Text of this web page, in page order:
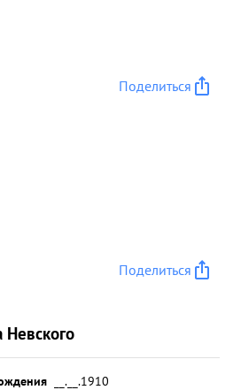
самолетов
и лично сил 3
Поделиться
Поделиться
__.__.1910